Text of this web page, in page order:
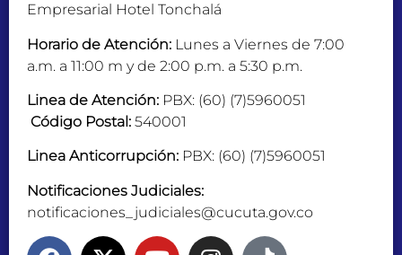
Empresarial Hotel Tonchalá
Horario de Atención: Lunes a Viernes de 7:00
a.m. a 11:00 m y de 2:00 p.m. a 5:30 p.m.
Linea de Atención: PBX: (60) (7)5960051
Código Postal: 540001
Linea Anticorrupción: PBX: (60) (7)5960051
Notificaciones Judiciales:
notificaciones_judiciales@cucuta.gov.co